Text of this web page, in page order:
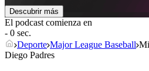
Descubrir más
El podcast comienza en
- 0 sec.
Deporte Major League Baseball
Diego Padres